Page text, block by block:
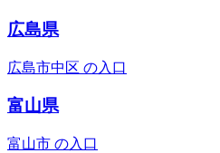
広島県
広島市中区 の入口
富山県
富山市 の入口